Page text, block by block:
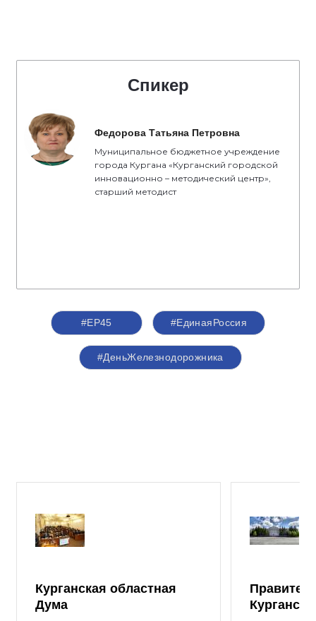
Спикер
Федорова Татьяна Петровна
Муниципальное бюджетное учреждение
города Кургана «Курганский городской
инновационно – методический центр»,
старший методист
#ЕР45 #ЕдинаяРоссия
#ДеньЖелезнодорожника
Курганская областная
Дума